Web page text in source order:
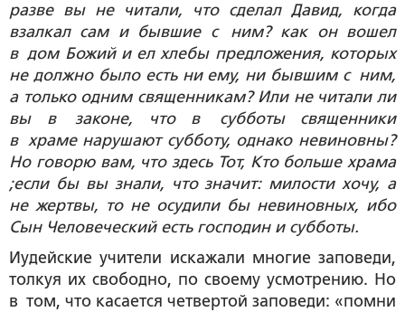
разве вы не читали, что сделал Давид, когда
взалкал сам и бывшие с ним? как он вошел
в дом Божий и ел хлебы предложения, которых
не должно было есть ни ему, ни бывшим с ним,
а только одним священникам? Или не читали ли
вы в законе, что в субботы священники
в храме нарушают субботу, однако невиновны?
Но говорю вам, что здесь Тот, Кто больше храма
;если бы вы знали, что значит: милости хочу, а
не жертвы, то не осудили бы невиновных, ибо
Сын Человеческий есть господин и субботы.
Иудейские учители искажали многие заповеди,
толкуя их свободно, по своему усмотрению. Но
в том, что касается четвертой заповеди: «помни